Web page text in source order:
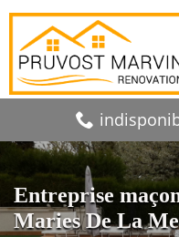
Entreprise
Maries De La